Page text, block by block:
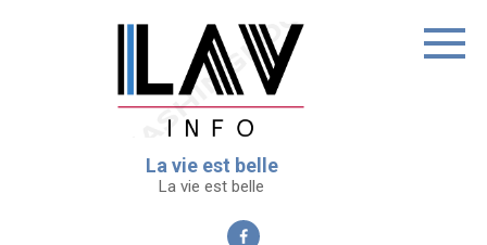
La vie est belle
La vie est belle